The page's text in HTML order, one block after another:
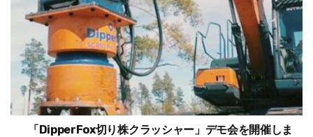
「DipperFox切り株クラッシャー」デモ会を開催しま